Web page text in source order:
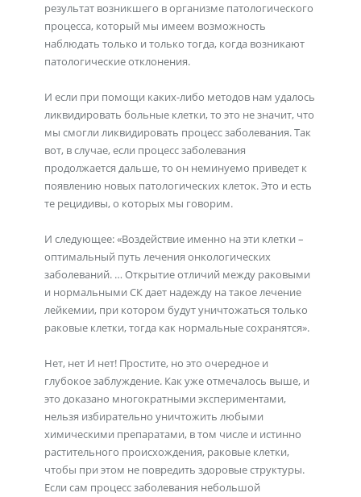
результат возникшего в организме патологического
процесса, который мы имеем возможность
наблюдать только и только тогда, когда возникают
патологические отклонения.
И если при помощи каких-либо методов нам удалось
ликвидировать больные клетки, то это не значит, что
мы смогли ликвидировать процесс заболевания. Так
вот, в случае, если процесс заболевания
продолжается дальше, то он неминуемо приведет к
появлению новых патологических клеток. Это и есть
те рецидивы, о которых мы говорим.
И следующее: «Воздействие именно на эти клетки –
оптимальный путь лечения онкологических
заболеваний. … Открытие отличий между раковыми
и нормальными СК дает надежду на такое лечение
лейкемии, при котором будут уничтожаться только
раковые клетки, тогда как нормальные сохранятся».
Нет, нет И нет! Простите, но это очередное и
глубокое заблуждение. Как уже отмечалось выше, и
это доказано многократными экспериментами,
нельзя избирательно уничтожить любыми
химическими препаратами, в том числе и истинно
растительного происхождения, раковые клетки,
чтобы при этом не повредить здоровые структуры.
Если сам процесс заболевания небольшой